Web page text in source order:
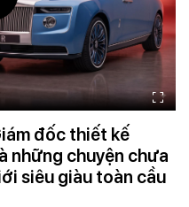
đốc thiết kế
những chuyện chưa
siêu giàu toàn cầu